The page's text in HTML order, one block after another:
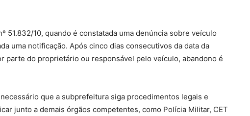
51.832/10, quando é constatada uma denúncia sobre veículo
uma notificação. Após cinco dias consecutivos da data da
parte do proprietário ou responsável pelo veículo, abandono é
que a subprefeitura siga procedimentos legais e
junto a demais órgãos competentes, como Polícia Militar, CET